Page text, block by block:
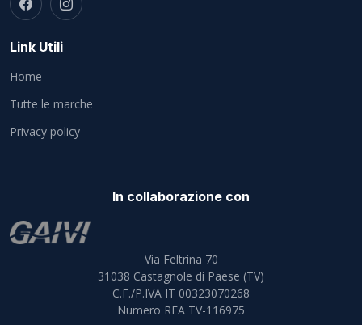
Link Utili
Home
Tutte le marche
Privacy policy
In collaborazione con
Via Feltrina 70
31038 Castagnole di Paese (TV)
C.F./P.IVA IT 00323070268
Numero REA TV-116975